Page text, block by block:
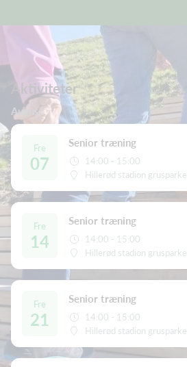
Aktiviteter
August
Fre
07
Senior træning
14:00 - 15:00
Hillerød stadion
Fre
14
Senior træning
14:00 - 15:00
Hillerød stadion
Fre
21
Senior træning
14:00 - 15:00
Hillerød stadion